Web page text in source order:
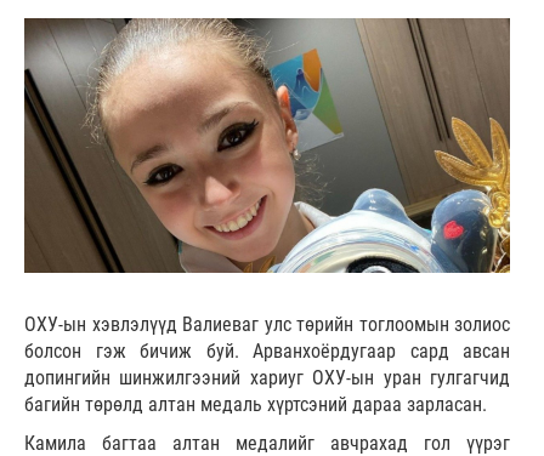
ОХУ-ын хэвлэлүүд Валиеваг улс төрийн тоглоомын золиос
болсон гэж бичиж буй. Арванхоёрдугаар сард авсан
допингийн шинжилгээний хариуг ОХУ-ын уран гулгагчид
багийн төрөлд алтан медаль хүртсэний дараа зарласан.
Камила багтаа алтан медалийг авчрахад гол үүрэг